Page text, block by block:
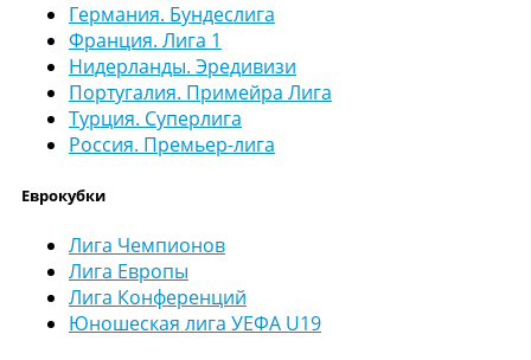
Германия. Бундеслига
Франция. Лига 1
Нидерланды. Эредивизи
Португалия. Примейра Лига
Турция. Суперлига
Россия. Премьер-лига
Еврокубки
Лига Чемпионов
Лига Европы
Лига Конференций
Юношеская лига УЕФА U19